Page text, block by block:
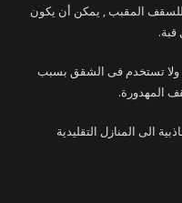
المقبب , يمكن أن يكون
ولا تستخدم فى الشقق بسبب
المهدورة.
الى المنازل التقليدية